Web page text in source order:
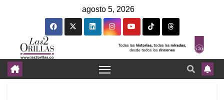
agosto 5, 2026